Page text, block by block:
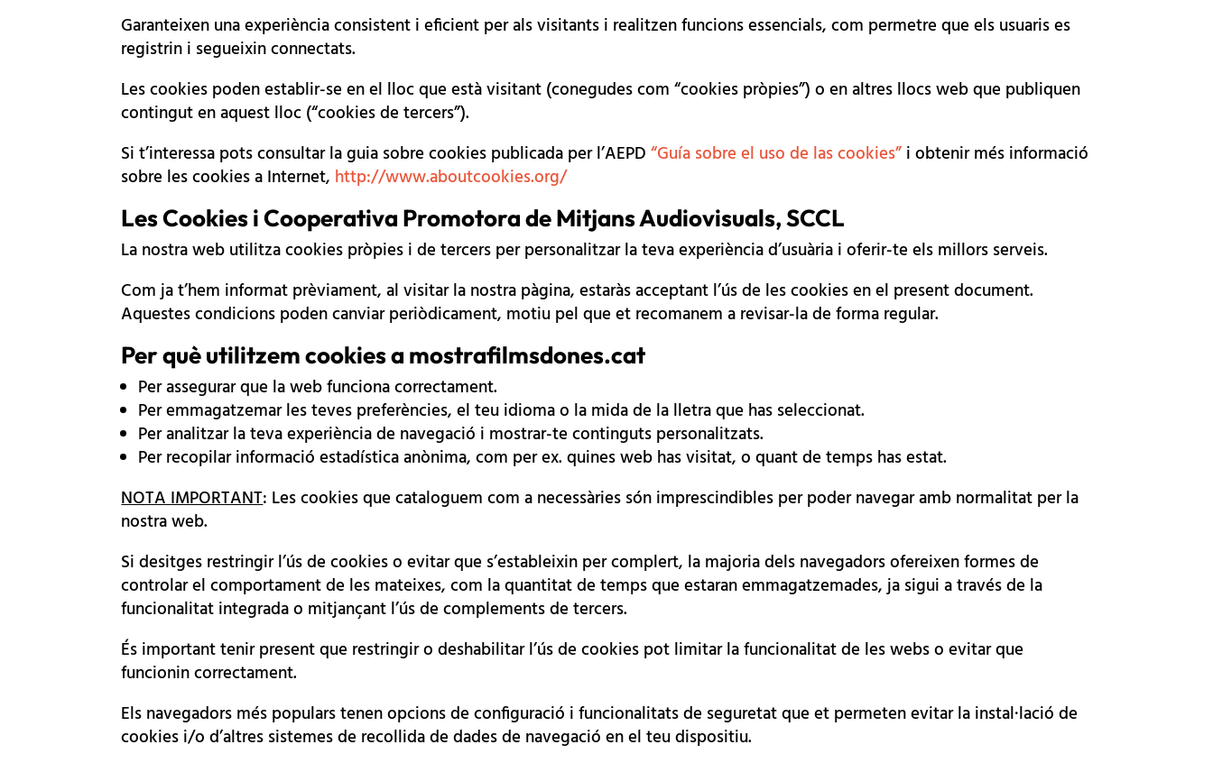
Garanteixen una experiència consistent i eficient per als visitants i realitzen funcions essencials, com permetre que els usuaris es
registrin i segueixin connectats.
Les cookies poden establir-se en el lloc que està visitant (conegudes com “cookies pròpies”) o en altres llocs web que publiquen
contingut en aquest lloc (“cookies de tercers”).
Si t’interessa pots consultar la guia sobre cookies publicada per l’AEPD“Guía sobre el uso de las cookies” i obtenir més informació
sobre les cookies a Internet, http://www.aboutcookies.org/
Les Cookies i Cooperativa Promotora de Mitjans Audiovisuals, SCCL
La nostra web utilitza cookies pròpies i de tercers per personalitzar la teva experiència d’usuària i oferir-te els millors serveis.
Com ja t’hem informat prèviament, al visitar la nostra pàgina, estaràs acceptant l’ús de les cookies en el present document.
Aquestes condicions poden canviar periòdicament, motiu pel que et recomanem a revisar-la de forma regular.
Per què utilitzem cookies a mostrafilmsdones.cat
Per assegurar que la web funciona correctament.
Per emmagatzemar les teves preferències, el teu idioma o la mida de la lletra que has seleccionat.
Per analitzar la teva experiència de navegació i mostrar-te continguts personalitzats.
Per recopilar informació estadística anònima, com per ex. quines web has visitat, o quant de temps has estat.
NOTA IMPORTANT: Les cookies que cataloguem com a necessàries són imprescindibles per poder navegar amb normalitat per la
nostra web.
Si desitges restringir l’ús de cookies o evitar que s’estableixin per complert, la majoria dels navegadors ofereixen formes de
controlar el comportament de les mateixes, com la quantitat de temps que estaran emmagatzemades, ja sigui a través de la
funcionalitat integrada o mitjançant l’ús de complements de tercers.
És important tenir present que restringir o deshabilitar l’ús de cookies pot limitar la funcionalitat de les webs o evitar que
funcionin correctament.
Els navegadors més populars tenen opcions de configuració i funcionalitats de seguretat que et permeten evitar la instal·lació de
cookies i/o d’altres sistemes de recollida de dades de navegació en el teu dispositiu.